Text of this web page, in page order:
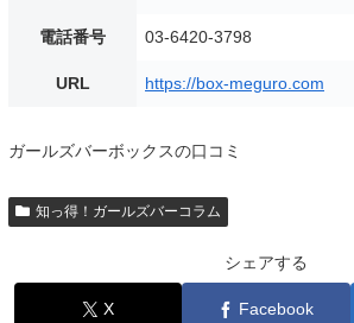
電話番号 03-6420-3798
URL https://box-meguro.com
ガールズバーボックスの口コミ
知っ得！ガールズバーコラム
シェアする
X Facebook